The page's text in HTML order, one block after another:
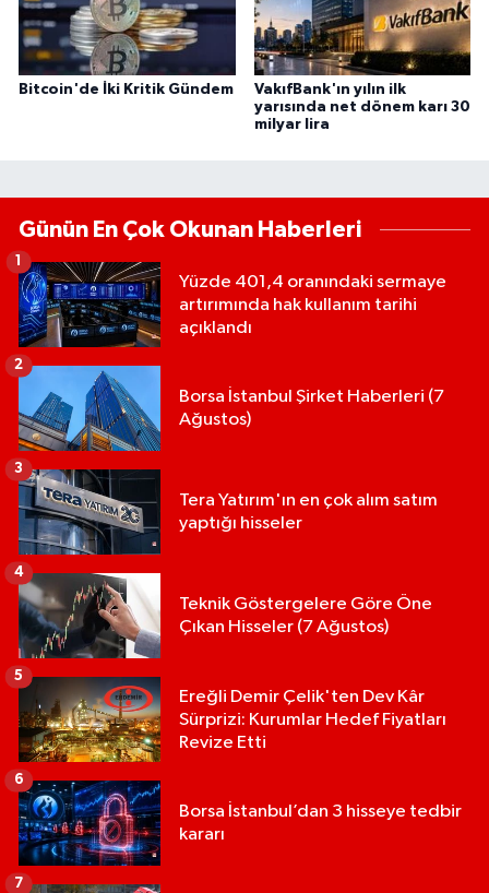
Bitcoin'de İki Kritik Gündem
VakıfBank'ın yılın ilk
yarısında net dönem karı 30
milyar lira
Günün En Çok Okunan Haberleri
Yüzde 401,4 oranındaki sermaye
artırımında hak kullanım tarihi
açıklandı
Borsa İstanbul Şirket Haberleri (7
Ağustos)
2
Tera Yatırım'ın en çok alım satım
yaptığı hisseler
3
Teknik Göstergelere Göre Öne
Çıkan Hisseler (7 Ağustos)
4
Ereğli Demir Çelik'ten Dev Kâr
Sürprizi: Kurumlar Hedef Fiyatları
Revize Etti
5
Borsa İstanbul’dan 3 hisseye tedbir
kararı
6
7